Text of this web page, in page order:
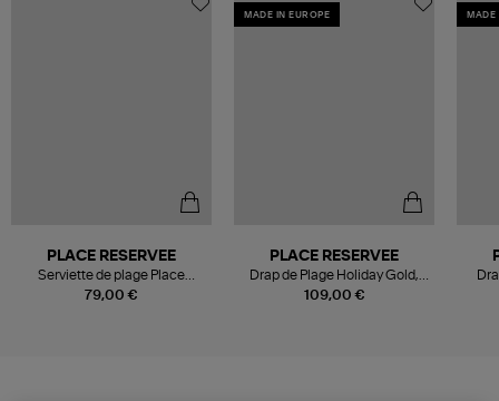
79,00 €
PLACE RESERVEE
Serviette de plage Place
Reservée Mykonos Blue
MADE IN EUROPE
109,00 €
PLACE RESERVEE
Drap de Plage Holiday Gold,
200x200 cm
MADE